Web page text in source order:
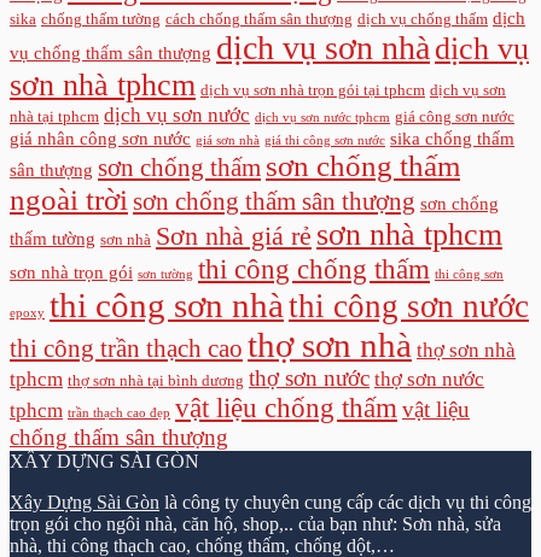
sika chống thấm tường cách chống thấm sân thượng dịch vụ chống thấm dịch
vụ chống thấm sân thượng dịch vụ sơn nhà dịch vụ
sơn nhà tphcm dịch vụ sơn nhà trọn gói tại tphcm dịch vụ sơn
nhà tại tphcm dịch vụ sơn nước dịch vụ sơn nước tphcm giá công sơn nước
giá nhân công sơn nước giá sơn nhà giá thi công sơn nước sika chống thấm
sân thượng sơn chống thấm sơn chống thấm
ngoài trời sơn chống thấm sân thượng sơn chống
thấm tường sơn nhà Sơn nhà giá rẻ sơn nhà tphcm
sơn nhà trọn gói sơn tường thi công chống thấm thi công sơn
epoxy thi công sơn nhà thi công sơn nước
thi công trần thạch cao thợ sơn nhà thợ sơn nhà
tphcm thợ sơn nhà tại bình dương thợ sơn nước thợ sơn nước
tphcm trần thạch cao đẹp vật liệu chống thấm vật liệu
chống thấm sân thượng
XÂY DỰNG SÀI GÒN
Xây Dựng Sài Gòn là công ty chuyên cung cấp các dịch vụ thi công
trọn gói cho ngôi nhà, căn hộ, shop,.. của bạn như: Sơn nhà, sửa
nhà, thi công thạch cao, chống thấm, chống dột,…